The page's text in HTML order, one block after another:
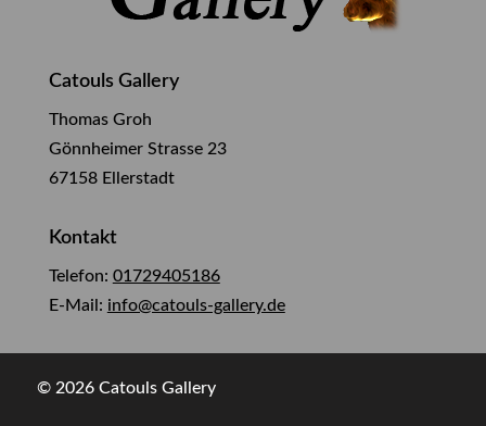
Catouls Gallery
Thomas Groh
Gönnheimer Strasse 23
67158 Ellerstadt
Kontakt
Telefon: 01729405186
E-Mail: info@catouls-gallery.de
© 2026 Catouls Gallery